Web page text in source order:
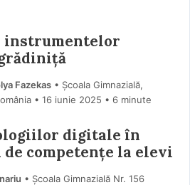
instrumentelor
Fazekas• Școala Gimnazială,
16 iunie 2025 • 6 minute
digitale în
competențe la elevi
• Școala Gimnazială Nr. 156